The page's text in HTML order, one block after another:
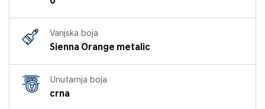
Vanjska boja
Sienna Orange metalic
Unutarnja boja
crna